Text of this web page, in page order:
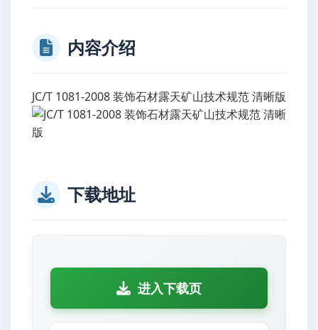
内容介绍
JC/T 1081-2008 装饰石材露天矿山技术规范 清晰版
下载地址
进入下载页